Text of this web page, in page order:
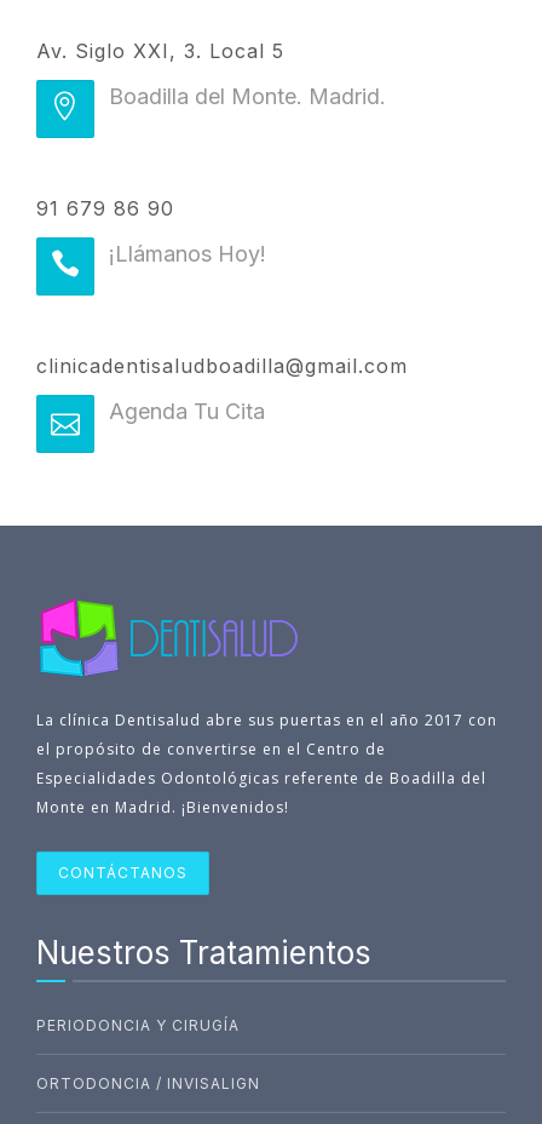
Av. Siglo XXI, 3. Local 5
Boadilla del Monte. Madrid.
91 679 86 90
¡Llámanos Hoy!
clinicadentisaludboadilla@gmail.com
Agenda Tu Cita
La clínica Dentisalud abre sus puertas en el año 2017 con
el propósito de convertirse en el Centro de
Especialidades Odontológicas referente de Boadilla del
Monte en Madrid. ¡Bienvenidos!
CONTÁCTANOS
Nuestros Tratamientos
PERIODONCIA Y CIRUGÍA
ORTODONCIA / INVISALIGN